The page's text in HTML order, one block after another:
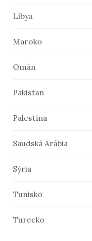
Líbya
Maroko
Omán
Pakistan
Palestína
Saudská Arábia
Sýria
Tunisko
Turecko